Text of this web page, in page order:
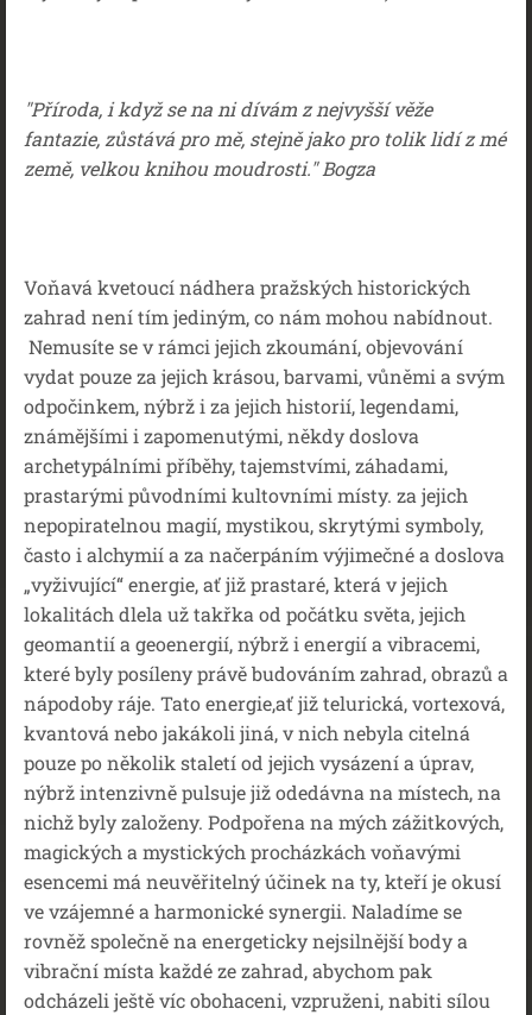
"Příroda, i když se na ni dívám z nejvyšší věže
fantazie, zůstává pro mě, stejně jako pro tolik lidí z mé
země, velkou knihou moudrosti." Bogza
Voňavá kvetoucí nádhera pražských historických
zahrad není tím jediným, co nám mohou nabídnout.
Nemusíte se v rámci jejich zkoumání, objevování
vydat pouze za jejich krásou, barvami, vůněmi a svým
odpočinkem, nýbrž i za jejich historií, legendami,
známějšími i zapomenutými, někdy doslova
archetypálními příběhy, tajemstvími, záhadami,
prastarými původními kultovními místy. za jejich
nepopiratelnou magií, mystikou, skrytými symboly,
často i alchymií a za načerpáním výjimečné a doslova
„vyživující“ energie, ať již prastaré, která v jejich
lokalitách dlela už takřka od počátku světa, jejich
geomantií a geoenergií, nýbrž i energií a vibracemi,
které byly posíleny právě budováním zahrad, obrazů a
nápodoby ráje. Tato energie,ať již telurická, vortexová,
kvantová nebo jakákoli jiná, v nich nebyla citelná
pouze po několik staletí od jejich vysázení a úprav,
nýbrž intenzivně pulsuje již odedávna na místech, na
nichž byly založeny. Podpořena na mých zážitkových,
magických a mystických procházkách voňavými
esencemi má neuvěřitelný účinek na ty, kteří je okusí
ve vzájemné a harmonické synergii. Naladíme se
rovněž společně na energeticky nejsilnější body a
vibrační místa každé ze zahrad, abychom pak
odcházeli ještě víc obohaceni, vzpruženi, nabiti sílou